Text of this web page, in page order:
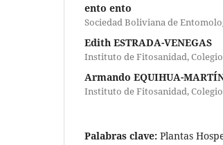
ento ento
Sociedad Boliviana de
Edith ESTRADA-VENEGAS
Instituto de Fitosanidad,
Armando EQUIHUA-
Instituto de Fitosanidad,
Palabras clave: Plantas